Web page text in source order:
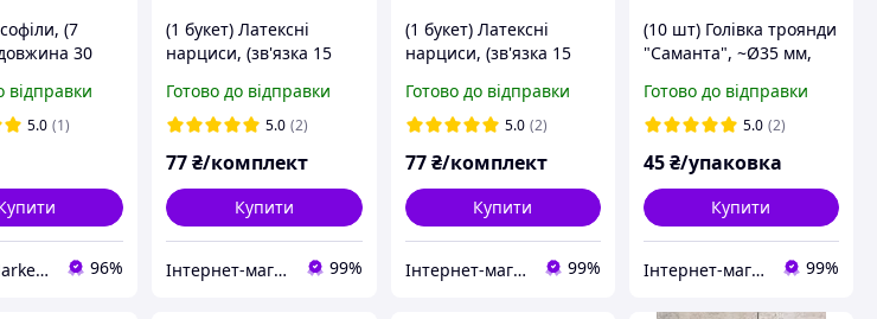
(7
30
відправки
5.0 (1)
Online Market Plus 96%
(1 букет) Латексні
нарциси, (зв'язка 15
колір на фото
Готово до відправки
5.0 (2)
77₴/комплект
Купити
Інтернет-магазин "Хобі-плюс" 99%
(1 букет) Латексні
нарциси, (зв'язка 15
колір на фото
Готово до відправки
5.0 (2)
77 ₴/комплект
Купити
Інтернет-магазин "Хобі-плюс" 99%
(10 шт) Голівка троянди
"Саманта", ~Ø35 мм,
Готово до відправки
5.0 (2)
45₴/упаковка
Купити
Інтернет-магазин "Хобі-плюс" 99%